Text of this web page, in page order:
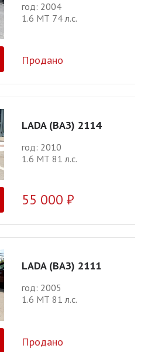
год: 2004
1.6 МТ 74 л.с.
Продано
LADA (ВАЗ) 2114
год: 2010
1.6 МТ 81 л.с.
55 000 ₽
LADA (ВАЗ) 2111
год: 2005
1.6 МТ 81 л.с.
Продано